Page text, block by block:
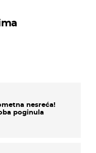
nesreća!
poginula